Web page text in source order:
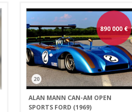
890 000€
20
ALAN MANN CAN-AM OPEN
SPORTS FORD (1969)